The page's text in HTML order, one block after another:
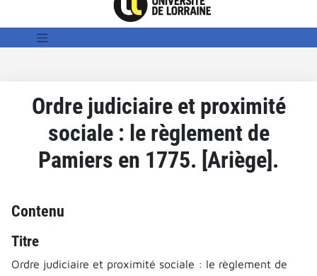
Ordre judiciaire et proximité
sociale : le règlement de
Pamiers en 1775. [Ariège].
Contenu
Titre
Ordre judiciaire et proximité sociale : le règlement de